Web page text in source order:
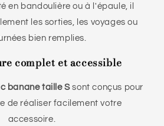
en bandoulière ou à l'épaule, il
les sorties, les voyages ou
bien remplies.
complet et accessible
banane taille Ssont conçus pour
de réaliser facilement votre
accessoire.